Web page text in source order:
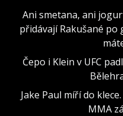
Ani smetana, ani
přidávají Rakušané
Čepo i Klein v UFC
Jake Paul míří do
MMA